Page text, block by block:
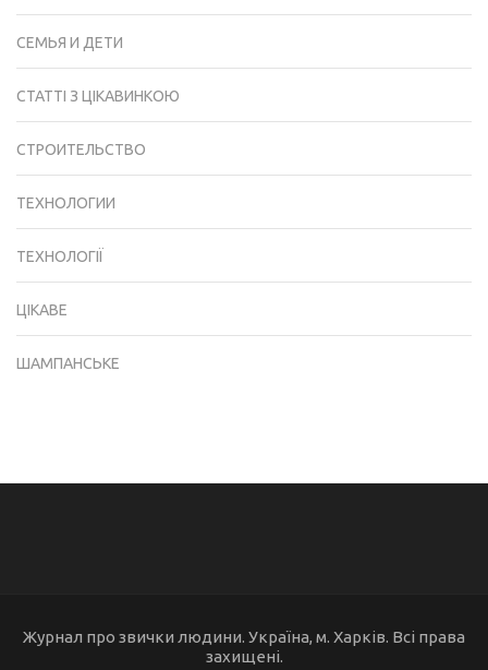
СЕМЬЯ И ДЕТИ
СТАТТІ З ЦІКАВИНКОЮ
СТРОИТЕЛЬСТВО
ТЕХНОЛОГИИ
ТЕХНОЛОГІЇ
ЦІКАВЕ
ШАМПАНСЬКЕ
Журнал про звички людини. Україна, м. Харків. Всі права
захищені.